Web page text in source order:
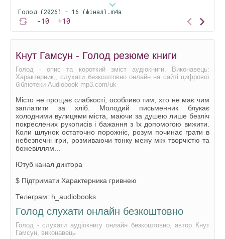
-10 +10
Голод (2026) - 16 (фінал).m4a
Кнут Гамсун - Голод резюме книги
Голод - опис та короткий зміст аудіокниги. Виконавець:
Характерник,, слухати безкоштовно онлайн на сайті цифрової
бібліотеки Audiobook-mp3.com/uk
Місто не прощає слабкості, особливо тим, хто не має чим
заплатити за хліб. Молодий письменник блукає
холодними вулицями міста, маючи за душею лише безліч
покреслених рукописів і бажання з їх допомогою вижити.
Коли шлунок остаточно порожніє, розум починає грати в
небезпечні ігри, розмиваючи тонку межу між творчістю та
божевіллям...
Ютуб канал диктора
$ Підтримати Характерника гривнею
Телеграм: h_audiobooks
Голод слухати онлайн безкоштовно
Голод - слухати аудіокнигу онлайн безкоштовно, автор Кнут
Гамсун, виконавець